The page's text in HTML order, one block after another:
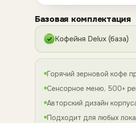
Базовая комплектация
Кофейня Delux (база)
Горячий зерновой кофе
Сенсорное меню, 500+
Авторский дизайн
Подходит для любых